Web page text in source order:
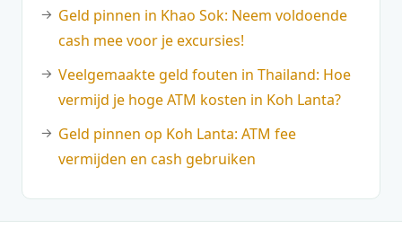
Geld pinnen in Khao Sok: Neem voldoende
cash mee voor je excursies!
Veelgemaakte geld fouten in Thailand: Hoe
vermijd je hoge ATM kosten in Koh Lanta?
Geld pinnen op Koh Lanta: ATM fee
vermijden en cash gebruiken